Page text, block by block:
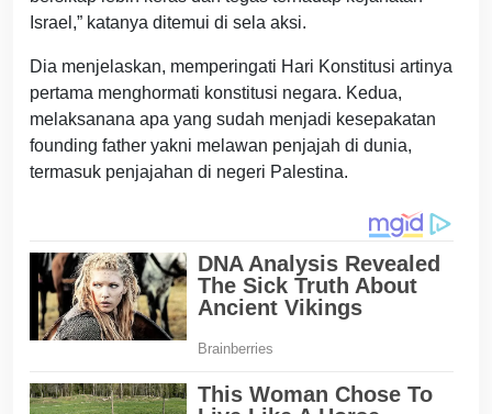
Israel,” katanya ditemui di sela aksi.
Dia menjelaskan, memperingati Hari Konstitusi artinya
pertama menghormati konstitusi negara. Kedua,
melaksanana apa yang sudah menjadi kesepakatan
founding father yakni melawan penjajah di dunia,
termasuk penjajahan di negeri Palestina.